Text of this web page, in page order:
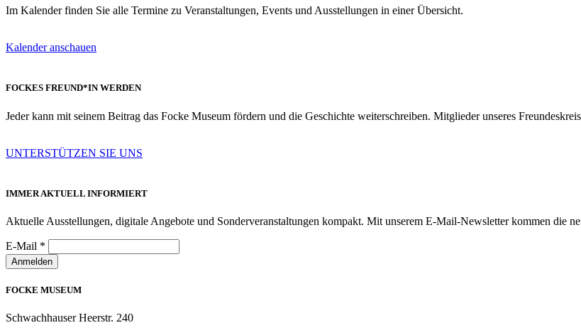
Im Kalender finden Sie alle Termine zu Veranstaltungen, Events und Ausstellungen in einer Übersicht.
Kalender anschauen
FOCKES FREUND*IN WERDEN
Jeder kann mit seinem Beitrag das Focke Museum fördern und die Geschichte weiterschreiben. Mitglieder unseres
UNTERSTÜTZEN SIE UNS
IMMER AKTUELL INFORMIERT
Aktuelle Ausstellungen, digitale Angebote und Sonderveranstaltungen kompakt. Mit unserem E-Mail-Newsletter kommen die
E-Mail *
Anmelden
FOCKE MUSEUM
Schwachhauser Heerstr. 240